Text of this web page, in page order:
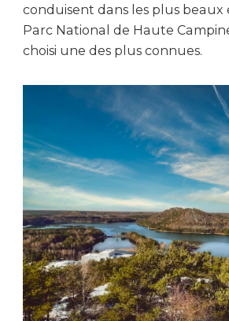
conduisent dans les plus beaux
Parc National de Haute
choisi une des plus connues.